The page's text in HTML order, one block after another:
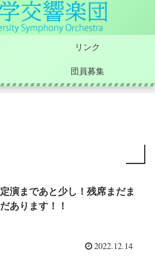
リンク
団員募集
定演まであと少し！残席まだま
だあります！！
2022.12.14